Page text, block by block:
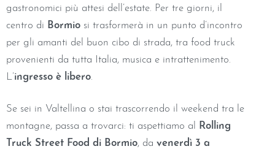
gastronomici più attesi dell’estate. Per tre giorni, il
centro di Bormio si trasformerà in un punto d’incontro
per gli amanti del buon cibo di strada, tra food truck
provenienti da tutta Italia, musica e intrattenimento.
L’ingresso è libero.
Se sei in Valtellina o stai trascorrendo il weekend tra le
montagne, passa a trovarci: ti aspettiamo al
Rolling
Truck Street Food di Bormio, da venerdì 3 a